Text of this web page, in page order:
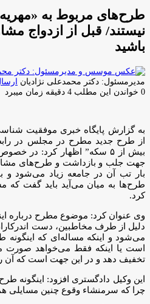
طرح‌های مربوط به
نیستند/ قبل از ازدواج
باشید
مدیرمسئول: دکتر محمدعلی نژادیان
0 خواندن این مطلب 4 دقیقه زمان میبرد
به گزارش پایگاه خبری موفقیت
از طرح جدید مطرح در مجلس در
جهت جلب و بازداشت و طرح‌های
بار تب آن در جامعه زیاد می‌شود و
طرح‌ها به میان می‌آید باید گفت که
کرد.
وی عنوان کرد: موضوع مطرح درباره
دلیل از طرف مخاطبین، دست
می‌شود و اینکه مساله‌ای که اینگونه
است یا اینکه فقط می‌خواهد صورت
تخفیف دهد و در این جهت است که آن
این وکیل دادگستری افزود: اینگونه
چرا که سرمنشاء وقوع چنین مسایلی